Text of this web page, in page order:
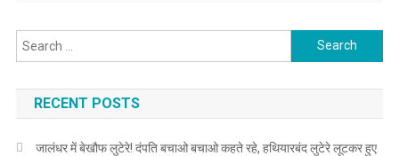
Search for:
RECENT POSTS
जालंधर में बेखौफ लुटेरे! दंपति बचाओ बचाओ कहते रहे, हथियारबंद लुटेरे लूटकर हुए